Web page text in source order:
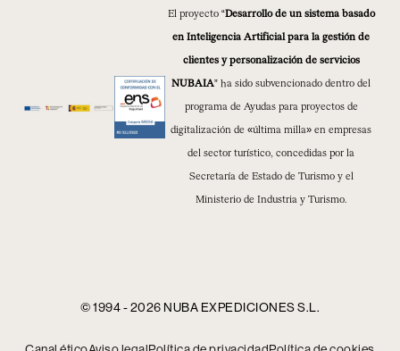
El proyecto “Desarrollo de un sistema basado
en Inteligencia Artificial para la gestión de
clientes y personalización de servicios
NUBAIA” ha sido subvencionado dentro del
programa de Ayudas para proyectos de
digitalización de «última milla» en empresas
del sector turístico, concedidas por la
Secretaría de Estado de Turismo y el
Ministerio de Industria y Turismo.
© 1994 - 2026 NUBA EXPEDICIONES S.L.